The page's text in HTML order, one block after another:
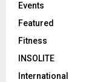
Events
Featured
Fitness
INSOLITE
International